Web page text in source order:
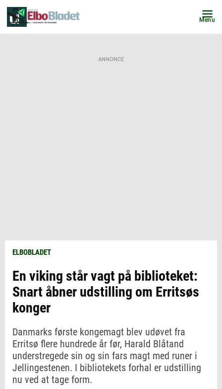
Menu
ANNONCE
ELBOBLADET
En viking står vagt på biblioteket:
Snart åbner udstilling om Erritsøs
konger
Danmarks første kongemagt blev udøvet fra
Erritsø flere hundrede år før, Harald Blåtand
understregede sin og sin fars magt med runer i
Jellingestenen. I bibliotekets forhal er udstilling
nu ved at tage form.